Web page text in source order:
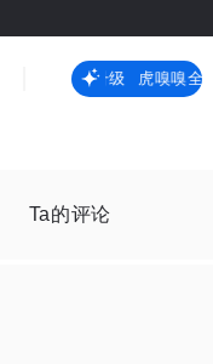
虎嗅嗅全新升级 虎嗅嗅全新
Ta的评论